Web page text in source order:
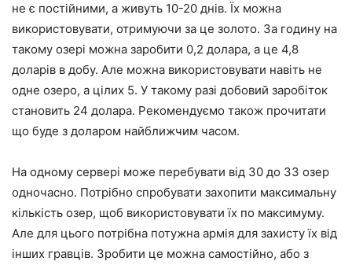
не є постійними, а живуть 10-20 днів. Їх можна
використовувати, отримуючи за це золото. За годину на
такому озері можна заробити 0,2 долара, а це 4,8
доларів в добу. Але можна використовувати навіть не
одне озеро, а цілих 5. У такому разі добовий заробіток
становить 24 долара. Рекомендуємо також прочитати
що буде з доларом найближчим часом.
На одному сервері може перебувати від 30 до 33 озер
одночасно. Потрібно спробувати захопити максимальну
кількість озер, щоб використовувати їх по максимуму.
Але для цього потрібна потужна армія для захисту їх від
інших гравців. Зробити це можна самостійно, або з